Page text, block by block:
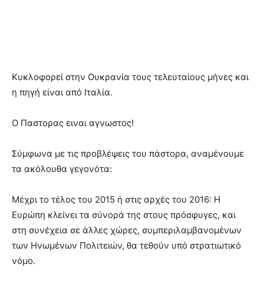
Κυκλοφορεί στην Ουκρανία τους τελευταίους μήνες και
η πηγή είναι από Ιταλία.
Ο Παστορας ειναι αγνωστος!
Σύμφωνα με τις προβλέψεις του πάστορα, αναμένουμε
τα ακόλουθα γεγονότα:
Μέχρι το τέλος του 2015 ή στις αρχές του 2016: Η
Ευρώπη κλείνει τα σύνορά της στους πρόσφυγες, και
στη συνέχεια σε άλλες χώρες, συμπεριλαμβανομένων
των Ηνωμένων Πολιτειών, θα τεθούν υπό στρατιωτικό
νόμο.